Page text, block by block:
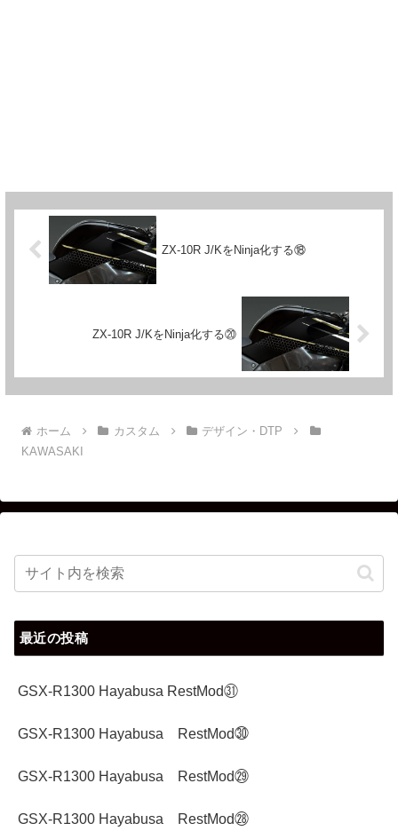
ZX-10R J/KをNinja化する⑱
ZX-10R J/KをNinja化する⑳
ホーム カスタム
デザイン・DTP
KAWASAKI
最近の投稿
GSX-R1300 Hayabusa RestMod㉛
GSX-R1300 Hayabusa RestMod㉚
GSX-R1300 Hayabusa RestMod㉙
GSX-R1300 Hayabusa RestMod㉘